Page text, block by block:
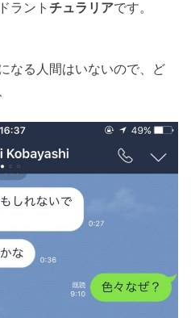
ラントチュラリアです。
なる人間はいないので、ど